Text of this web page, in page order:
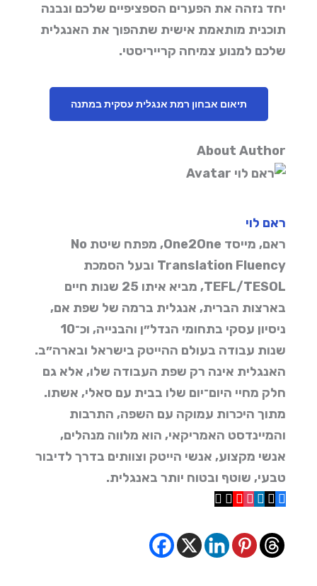
יחד נזהה את הפערים הספציפיים שלכם ונבנה
תוכנית מותאמת אישית שתהפוך את האנגלית
שלכם למנוע צמיחה קרייריסטי.
תיאום אבחון רמת אנגלית עסקית במתנה
About Author
ראם לוי
ראם, מייסד One2One, מפתח שיטת
No
Translation Fluency ובעל הסמכת
TEFL/TESOL
, מביא איתו 25 שנות חיים
בארצות הברית, אנגלית ברמה של שפת אם,
ניסיון עסקי בתחומי הנדל״ן והבנייה, וכ־10
שנות עבודה בעולם ההייטק בישראל ובארה״ב.
האנגלית אינה רק שפת העבודה שלו, אלא גם
חלק מחיי היום־יום שלו בבית עם סאלי, אשתו.
מתוך היכרות עמוקה עם השפה, התרבות
והמיינדסט האמריקאי, הוא מלווה מנהלים,
אנשי מקצוע, אנשי הייטק וצוותים בדרך לדיבור
טבעי, שוטף ובטוח יותר באנגלית.